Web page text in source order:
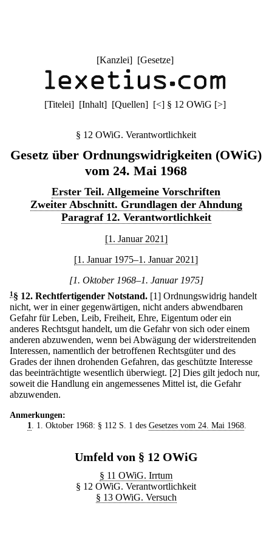
[Kanzlei] [Gesetze]
[Titelei] [Inhalt] [Quellen] [<] § 12 OWiG [>]
§ 12 OWiG. Verantwortlichkeit
Gesetz über Ordnungswidrigkeiten (OWiG)
vom 24. Mai 1968
Erster Teil. Allgemeine Vorschriften
Zweiter Abschnitt. Grundlagen der Ahndung
Paragraf 12. Verantwortlichkeit
[1. Januar 2021]
[1. Januar 1975–1. Januar 2021]
[1. Oktober 1968–1. Januar 1975]
1 § 12. Rechtfertigender Notstand. [1] Ordnungswidrig handelt
nicht, wer in einer gegenwärtigen, nicht anders abwendbaren
Gefahr für Leben, Leib, Freiheit, Ehre, Eigentum oder ein
anderes Rechtsgut handelt, um die Gefahr von sich oder einem
anderen abzuwenden, wenn bei Abwägung der widerstreitenden
Interessen, namentlich der betroffenen Rechtsgüter und des
Grades der ihnen drohenden Gefahren, das geschützte Interesse
das beeinträchtigte wesentlich überwiegt. [2] Dies gilt jedoch nur,
soweit die Handlung ein angemessenes Mittel ist, die Gefahr
abzuwenden.
Anmerkungen:
1
. 1. Oktober 1968: § 112 S. 1 des Gesetzes vom 24. Mai 1968.
Umfeld von § 12 OWiG
§ 11 OWiG. Irrtum
§ 12 OWiG. Verantwortlichkeit
§ 13 OWiG. Versuch